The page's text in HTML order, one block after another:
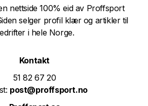
nettside 100% eid av Proffsport
selger profil klær og artikler til
i hele Norge.
Kontakt
51 82 67 20
post@proffsport.no